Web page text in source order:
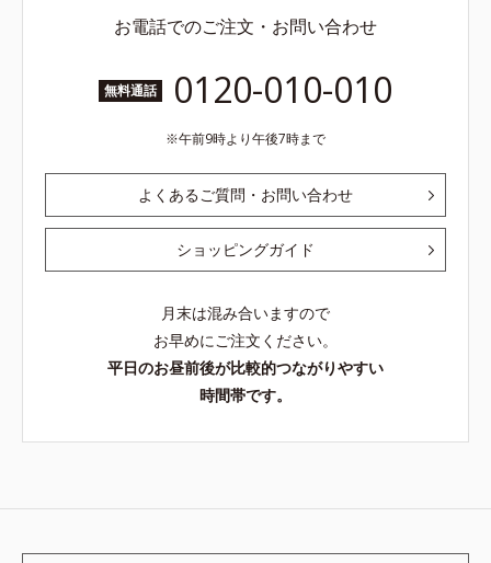
お電話でのご注文・お問い合わせ
無料通話 0120-010-010
午前9時より午後7時まで
よくあるご質問・お問い合わせ
ショッピングガイド
月末は混み合いますので
お早めにご注文ください。
平日のお昼前後が比較的つながりやすい
時間帯です。